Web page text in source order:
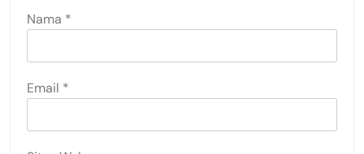
Nama *
Email *